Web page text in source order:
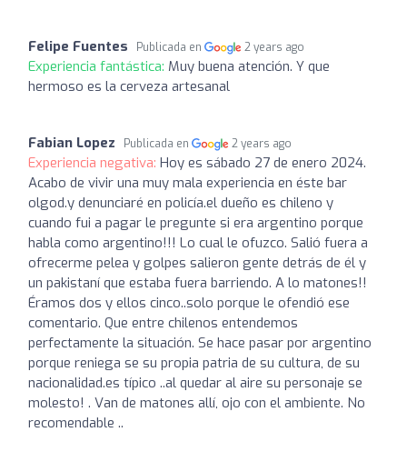
Felipe Fuentes Publicada en 2 years ago
Experiencia fantástica: Muy buena atención. Y que
hermoso es la cerveza artesanal
Fabian Lopez Publicada en 2 years ago
Experiencia negativa: Hoy es sábado 27 de enero 2024.
Acabo de vivir una muy mala experiencia en éste bar
olgod.y denunciaré en policía.el dueño es chileno y
cuando fui a pagar le pregunte si era argentino porque
habla como argentino!!! Lo cual le ofuzco. Salió fuera a
ofrecerme pelea y golpes salieron gente detrás de él y
un pakistaní que estaba fuera barriendo. A lo matones!!
Éramos dos y ellos cinco..solo porque le ofendió ese
comentario. Que entre chilenos entendemos
perfectamente la situación. Se hace pasar por argentino
porque reniega se su propia patria de su cultura, de su
nacionalidad.es típico ..al quedar al aire su personaje se
molesto! . Van de matones allí, ojo con el ambiente. No
recomendable ..